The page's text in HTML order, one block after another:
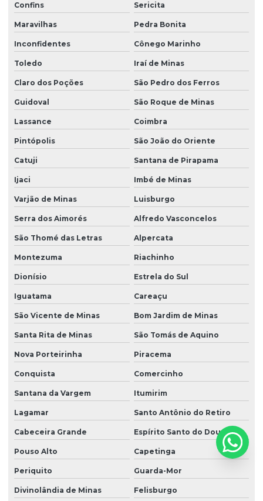
Confins Sericita
Maravilhas Pedra Bonita
Inconfidentes Cônego Marinho
Toledo Iraí de Minas
Claro dos Poções São Pedro dos Ferros
Guidoval São Roque de Minas
Lassance Coimbra
Pintópolis São João do Oriente
Catuji Santana de Pirapama
Ijaci Imbé de Minas
Varjão de Minas Luisburgo
Serra dos Aimorés Alfredo Vasconcelos
São Thomé das Letras Alpercata
Montezuma Riachinho
Dionísio Estrela do Sul
Iguatama Careaçu
São Vicente de Minas Bom Jardim de Minas
Santa Rita de Minas São Tomás de Aquino
Nova Porteirinha Piracema
Conquista Comercinho
Santana da Vargem Itumirim
Lagamar Santo Antônio do Retiro
Cabeceira Grande Espírito Santo do Dourado
Pouso Alto Capetinga
Periquito Guarda-Mor
Divinolândia de Minas Felisburgo